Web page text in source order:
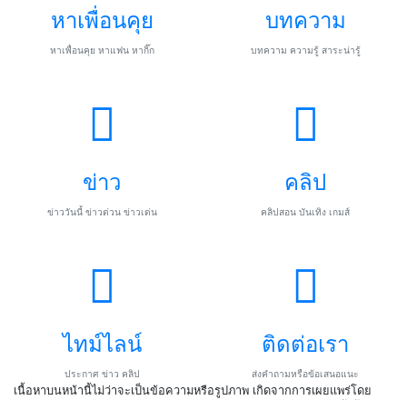
หาเพื่อนคุย
หาเพื่อนคุย หาแฟน หากิ๊ก
บทความ
บทความ ความรู้ สาระน่ารู้
ข่าว
ข่าววันนี้ ข่าวด่วน ข่าวเด่น
คลิป
คลิปสอน บันเทิง เกมส์
ไทม์ไลน์
ประกาศ ข่าว คลิป
ติดต่อเรา
ส่งคำถามหรือข้อเสนอแนะ
เนื้อหาบนหน้านี้ไม่ว่าจะเป็นข้อความหรือรูปภาพ เกิดจากการเผยแพร่โดย